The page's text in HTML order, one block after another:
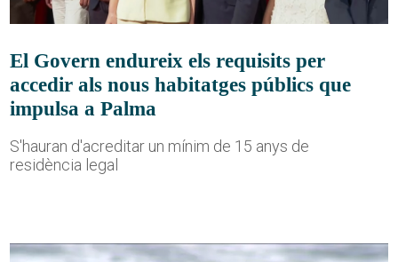
El Govern endureix els requisits per
accedir als nous habitatges públics que
impulsa a Palma
S'hauran d'acreditar un mínim de 15 anys de
residència legal